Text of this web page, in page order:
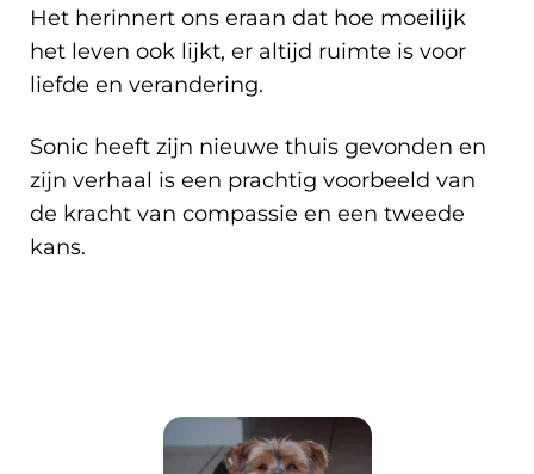
Het herinnert ons eraan dat hoe moeilijk
het leven ook lijkt, er altijd ruimte is voor
liefde en verandering.
Sonic heeft zijn nieuwe thuis gevonden en
zijn verhaal is een prachtig voorbeeld van
de kracht van compassie en een tweede
kans.